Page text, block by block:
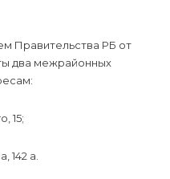
Правительства РБ от
два межрайонных
15;
142 а.